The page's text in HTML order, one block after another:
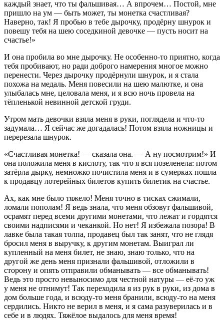
каждый знает, что ты фальшивая… А впрочем… Постой, мне
пришло на ум — быть может, ты монетка счастливая?
Наверно, так! Я пробью в тебе дырочку, продёрну шнурок и
повешу тебя на шею соседкиной девочке — пусть носит на
счастье!»
И она пробила во мне дырочку. Не особенно-то приятно, когда
тебя пробивают, но ради доброго намерения многое можно
перенести. Через дырочку продёрнули шнурок, и я стала
похожа на медаль. Меня повесили на шею малютке, и она
улыбалась мне, целовала меня, и я всю ночь провела на
тёпленькой невинной детской груди.
Утром мать девочки взяла меня в руки, поглядела и что-то
задумала… Я сейчас же догадалась! Потом взяла ножницы и
перерезала шнурок.
«Счастливая монетка! — сказала она. — А ну посмотрим!» И
она положила меня в кислоту, так что я вся позеленела: потом
затёрла дырку, немножко почистила меня и в сумерках пошла
к продавцу лотерейных билетов купить билетик на счастье.
Ах, как мне было тяжело! Меня точно в тисках сжимали,
ломали пополам! Я ведь знала, что меня обзовут фальшивой,
осрамят перед всеми другими монетами, что лежат и гордятся
своими надписями и чеканкой. Но нет! Я избежала позора! В
лавке была такая толпа, продавец был так занят, что не глядя
бросил меня в выручку, к другим монетам. Выиграл ли
купленный на меня билет, не знаю, знаю только, что на
другой же день меня признали фальшивой, отложили в
сторону и опять отправили обманывать — все обманывать!
Ведь это просто невыносимо для честной натуры — её-то уж
у меня не отнимут! Так переходила я из рук в руки, из дома в
дом больше года, и всюду-то меня бранили, всюду-то на меня
сердились. Никто не верил в меня, и я сама разуверилась и в
себе и в людях. Тяжёлое выдалось для меня время!